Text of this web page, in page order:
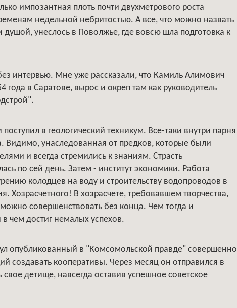
импозантная плоть почти двухметрового роста
недельной небритостью. А все, что можно назвать
унеслось в Поволжье, где вовсю шла подготовка к
интервью. Мне уже рассказали, что Камиль Алимович
года в Саратове, вырос и окреп там как руководитель
в геологический техникум. Все-таки внутри парня
Видимо, унаследованная от предков, которые были
и всегда стремились к знаниям. Страсть
по сей день. Затем - институт экономики. Работа
колодцев на воду и строительству водопроводов в
Хозрасчетного! В хозрасчете, требовавшем творчества,
совершенствовать без конца. Чем тогда и
чем достиг немалых успехов.
опубликованный в "Комсомольской правде" совершенно
кооперативы. Через месяц он отправился в
детище, навсегда оставив успешное советское